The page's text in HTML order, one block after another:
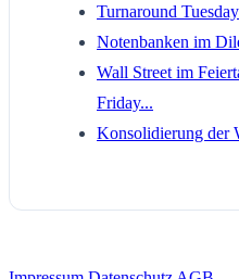
Turnaround
Notenbanken im
Wall Street im
Friday...
Konsolidierung der